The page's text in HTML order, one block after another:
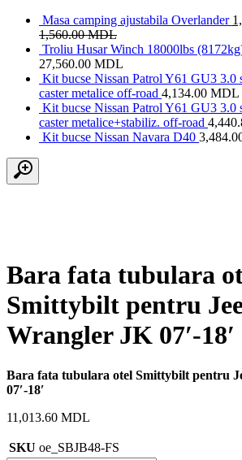
Masa camping ajustabila Overlander
1,560.00MDL
Troliu Husar Winch 18000lbs
27,560.00 MDL
Kit bucse Nissan Patrol Y61 GU3 3.0
caster metalice off-road 4,134.00 MDL
Kit bucse Nissan Patrol Y61 GU3 3.0
caster metalice+stabiliz. off-road
Kit bucse Nissan Navara D40
Bara fata tubulara
Smittybilt pentru
Wrangler JK 07′-18′
Bara fata tubulara otel Smittybilt pentru
07′-18′
11,013.60 MDL
SKU oe_SBJB48-FS